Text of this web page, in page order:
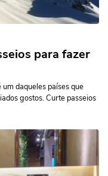
para fazer
daqueles países que
gostos. Curte passeios